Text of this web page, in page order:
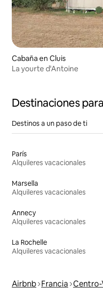
Cabaña en Cluis
La yourte d'Antoine
Destinaciones
Destinos a un paso de ti
París
Alquileres vacacionales
Marsella
Alquileres vacacionales
Annecy
Alquileres vacacionales
La Rochelle
Alquileres vacacionales
Airbnb Francia Centro-